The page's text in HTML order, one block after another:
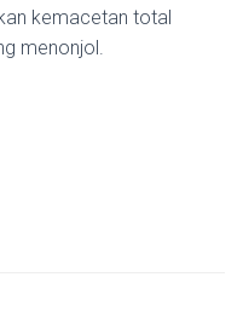
kemacetan total
menonjol.